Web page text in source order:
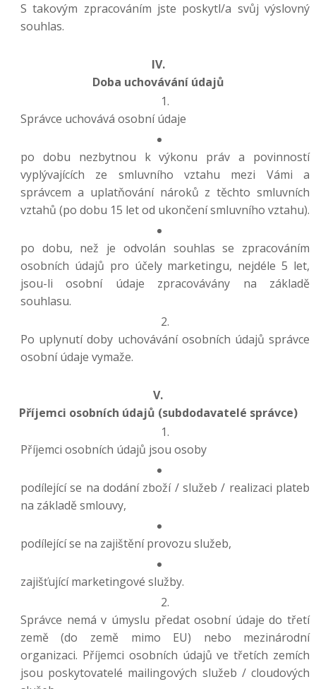
S takovým zpracováním jste poskytl/a svůj výslovný
souhlas.
IV.
Doba uchovávání údajů
Správce uchovává osobní údaje
po dobu nezbytnou k výkonu práv a povinností
vyplývajících ze smluvního vztahu mezi Vámi a
správcem a uplatňování nároků z těchto smluvních
vztahů (po dobu 15 let od ukončení smluvního vztahu).
po dobu, než je odvolán souhlas se zpracováním
osobních údajů pro účely marketingu, nejdéle 5 let,
jsou-li osobní údaje zpracovávány na základě
souhlasu.
Po uplynutí doby uchovávání osobních údajů správce
osobní údaje vymaže.
V.
Příjemci osobních údajů (subdodavatelé správce)
Příjemci osobních údajů jsou osoby
podílející se na dodání zboží / služeb / realizaci plateb
na základě smlouvy,
podílející se na zajištění provozu služeb,
zajišťující marketingové služby.
Správce nemá v úmyslu předat osobní údaje do třetí
země (do země mimo EU) nebo mezinárodní
organizaci. Příjemci osobních údajů ve třetích zemích
jsou poskytovatelé mailingových služeb / cloudových